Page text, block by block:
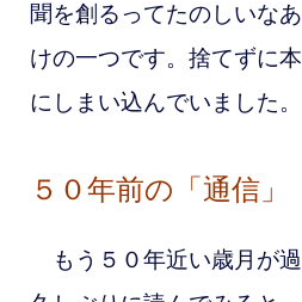
聞を創るってたのしいなあ
けの一つです。捨てずに
にしまい込んでいました。
５０年前の「通信」
もう５０年近い歳月が